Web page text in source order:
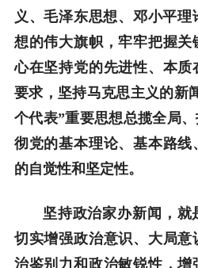
义、毛泽东思想、邓小平
想的伟大旗帜，牢牢把握
心在坚持党的先进性、本
要求，坚持马克思主义的新
个代表”重要思想总揽全局
彻党的基本理论、基本路
的自觉性和坚定性。
坚持政治家办新闻，就
切实增强政治意识、大局
治鉴别力和政治敏锐性，